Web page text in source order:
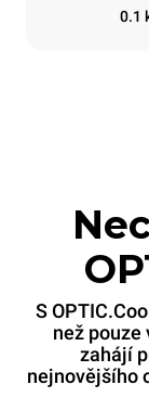
0.1
S
než pouze
zahájí
nejnovějšího